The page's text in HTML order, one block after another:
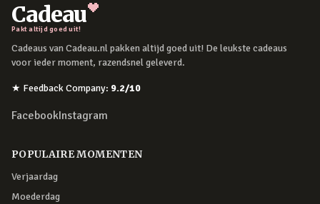
Cadeau
Pakt altijd goed uit!
Cadeaus van Cadeau.nl pakken altijd goed uit! De leukste cadeaus
voor ieder moment, razendsnel geleverd.
★ Feedback Company: 9.2/10
FacebookInstagram
POPULAIRE MOMENTEN
Verjaardag
Moederdag